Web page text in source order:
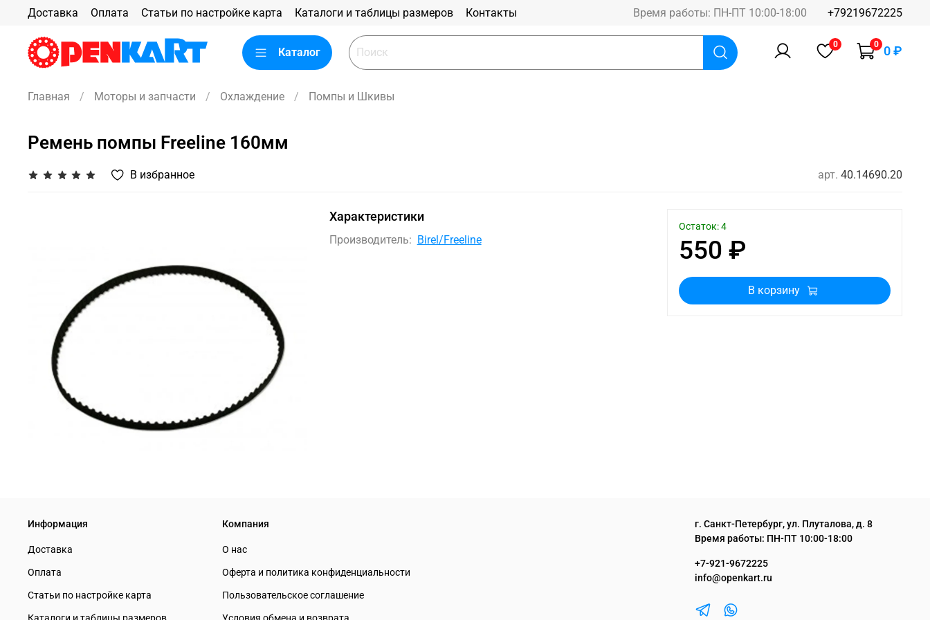
Доставка Оплата Статьи по настройке карта Каталоги и таблицы размеров Контакты Время работы: ПН-ПТ 10:00-18:00 +79219672225
Каталог
0 0 0 ₽
Главная Моторы и запчасти Охлаждение Помпы и Шкивы
Ремень помпы Freeline 160мм
В избранное арт. 40.14690.20
Характеристики
Производитель: Birel/Freeline 550 ₽
Остаток: 4
В корзину
Информация
Доставка
Оплата
Статьи по настройке карта
Компания
О нас
Оферта и политика конфиденциальности
Пользовательское соглашение
г. Санкт-Петербург, ул. Плуталова, д. 8
Время работы: ПН-ПТ 10:00-18:00
+7-921-9672225
info@openkart.ru